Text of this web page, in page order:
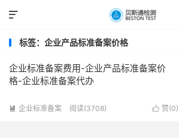

标签：企业产品标准备案价格
企业标准备案费用-企业产品标准备案价
格-企业标准备案代办
 赞(0)
 企业标准备案 阅读(3708)